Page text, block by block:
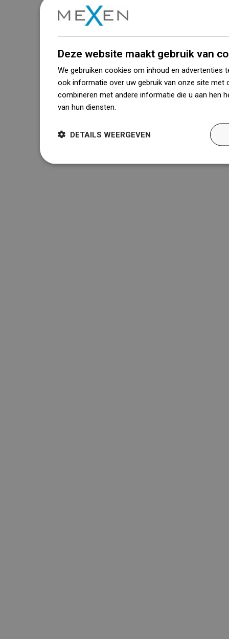
Deze website maakt gebruik van
We gebruiken cookies om inhoud en advertenties
ook informatie over uw gebruik van onze site met
combineren met andere informatie die u aan hen
van hun diensten.
DETAILS WEERGEVEN